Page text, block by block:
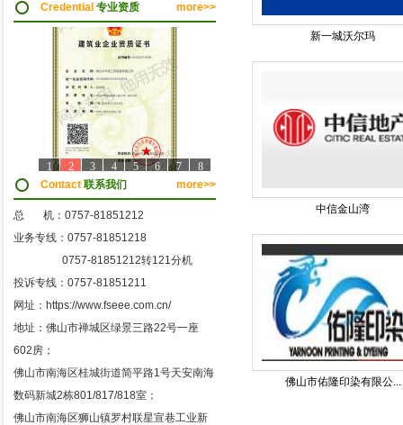
more>>
Credential 专业资质
8
7
6
5
4
3
2
1
more>>
Contact 联系我们
总 机：0757-81851212
业务专线：0757-81851218
0757-81851212转121分机
投诉专线：0757-81851211
网址：https://www.fseee.com.cn/
地址：佛山市禅城区绿景三路22号一座
602房；
佛山市南海区桂城街道简平路1号天安南海
数码新城2栋801/817/818室；
佛山市南海区狮山镇罗村联星宣巷工业新
新一城沃尔玛
中信金山湾
佛山市佑隆印染有限公...